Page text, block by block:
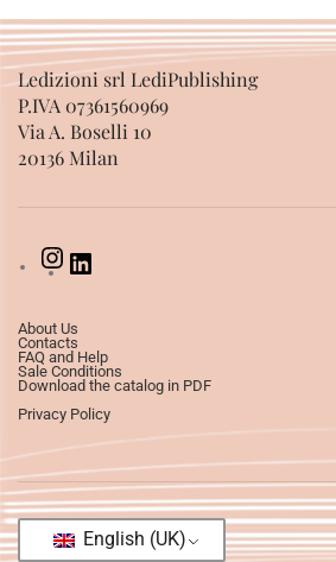
Ledizioni srl LediPublishing
P.IVA 07361560969
Via A. Boselli 10
20136 Milan
About Us
Contacts
FAQ and Help
Sale Conditions
Download the catalog in PDF
Privacy Policy
English (UK)